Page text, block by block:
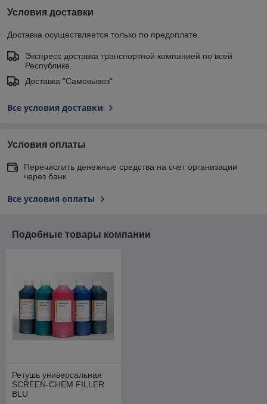
Условия доставки
Доставка осуществляется только по предоплате.
Экспресс доставка транспортной компанией по всей
Республике.
Доставка "Самовывоз"
Все условия доставки
Условия оплаты
Перечислить денежные средства на счет организации
через банк.
Все условия оплаты
Подобные товары компании
Ретушь универсальная
SCREEN-CHEM FILLER
BLU